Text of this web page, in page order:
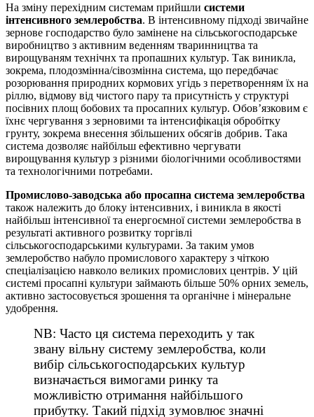
На зміну перехідним системам прийшли системи
інтенсивного землеробства. В інтенсивному підході звичайне
зернове господарство було замінене на сільськогосподарське
виробництво з активним веденням тваринництва та
вирощуваням технічнх та пропашних культур. Так виникла,
зокрема, плодозмінна/сівозмінна система, що передбачає
розорювання природних кормових угідь з перетворенням їх на
ріллю, відмову від чистого пару та присутність у структурі
посівних площ бобових та просапних культур. Обов’язковим є
їхнє чергування з зерновими та інтенсифікація обробітку
грунту, зокрема внесення збільшених обсягів добрив. Така
система дозволяє найбільш ефективно чергувати
вирощування культур з різними біологічними особливостями
та технологічними потребами.
Промислово-заводська або просапна система землеробства
також належить до блоку інтенсивних, і виникла в якості
найбільш інтенсивної та енергоємної системи землеробства в
результаті активного розвитку торгівлі
сільськогосподарськими культурами. За таким умов
землеробство набуло промислового характеру з чіткою
спеціалізацією навколо великих промислових центрів. У цій
системі просапні культури займають більше 50% орних земель,
активно застосовується зрошення та органічне і мінеральне
удобрення.
NB: Часто ця система переходить у так
звану вільну систему землеробства, коли
вибір сільськогосподарських культур
визначається вимогами ринку та
можливістю отримання найбільшого
прибутку. Такий підхід зумовлює значні